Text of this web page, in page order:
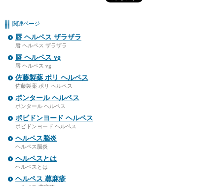
関連ページ
唇 ヘルペス ザラザラ
唇 ヘルペス ザラザラ
唇 ヘルペス vg
唇 ヘルペス vg
佐藤製薬 ポリ ヘルペス
佐藤製薬 ポリ ヘルペス
ポンタール ヘルペス
ポンタール ヘルペス
ポビドンヨード ヘルペス
ポビドンヨード ヘルペス
ヘルペス脳炎
ヘルペス脳炎
ヘルペスとは
ヘルペスとは
ヘルペス 蕁麻疹